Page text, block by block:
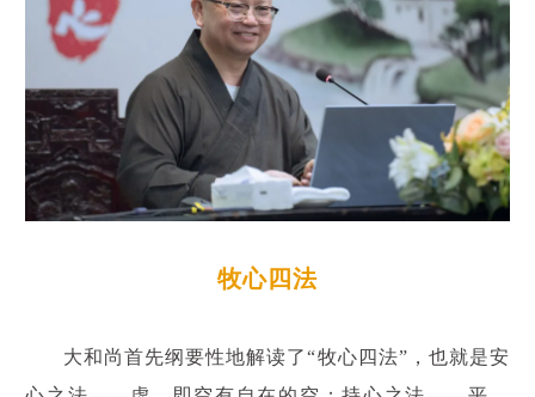
牧心四法
大和尚首先纲要性地解读了“牧心四法”，也就是安